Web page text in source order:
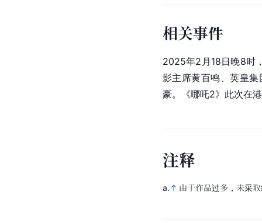
相关事件
2025年2月18日晚8时
影主席黄百鸣、英皇
豪。《哪吒2》此次在
注释
a. 由于作品过多，未采